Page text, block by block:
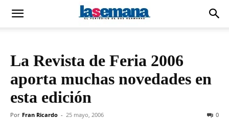
La Revista de Feria 2006
aporta muchas novedades en
esta edición
Por Fran Ricardo - 25 mayo, 2006 0